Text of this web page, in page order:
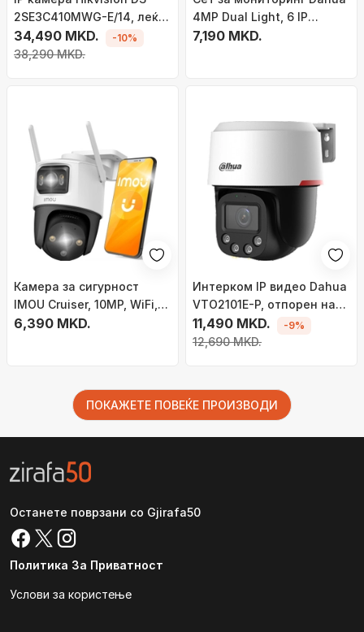
2SE3C410MWG-E/14, леќа
2.8mm, бела
34,490 MKD.
38,290 MKD.
-10%
4MP Dual Light, 6 IP
камери, NVR со HDD 2TB,
7,190 MKD.
Камера за сигурност
IMOU Cruiser, 10MP, WiFi,
две леќи 5+5MP, бела
6,390 MKD.
Интерком IP видео Dahua
VTO2101E-P, отпорен на
вандализам, IP65 IK10,
сиво металик
11,490 MKD.
12,690 MKD.
-9%
ПОКАЖЕТЕ ПОВЕЌЕ ПРОИЗВОДИ
Останете поврзани со Gjirafa50
Политика За Приватност
Услови за користење